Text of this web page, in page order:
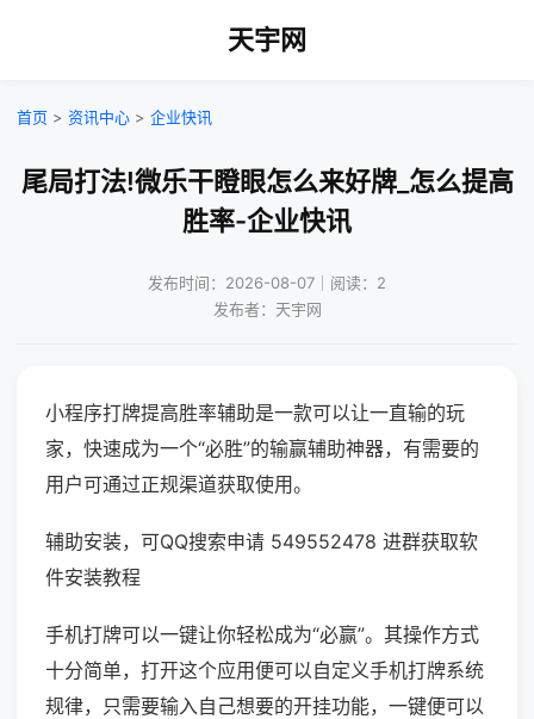
天宇网
首页 > 资讯中心 > 企业快讯
尾局打法!微乐干瞪眼怎么来好牌_怎么提高
胜率-企业快讯
发布时间：2026-08-07｜阅读：2
发布者：天宇网
小程序打牌提高胜率辅助是一款可以让一直输的玩
家，快速成为一个“必胜”的输赢辅助神器，有需要的
用户可通过正规渠道获取使用。
辅助安装，可QQ搜索申请 549552478 进群获取软
件安装教程
手机打牌可以一键让你轻松成为“必赢”。其操作方式
十分简单，打开这个应用便可以自定义手机打牌系统
规律，只需要输入自己想要的开挂功能，一键便可以